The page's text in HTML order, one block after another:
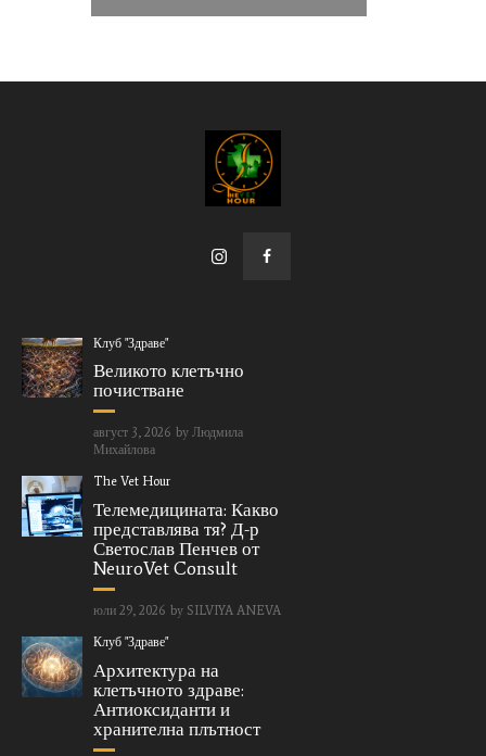
Клуб "Здраве"
Великото клетъчно
почистване
август 3, 2026 by Людмила
Михайлова
The Vet Hour
Телемедицината: Какво
представлява тя? Д-р
Светослав Пенчев от
NeuroVet Consult
юли 29, 2026 by SILVIYA ANEVA
Клуб "Здраве"
Архитектура на
клетъчното здраве:
Антиоксиданти и
хранителна плътност